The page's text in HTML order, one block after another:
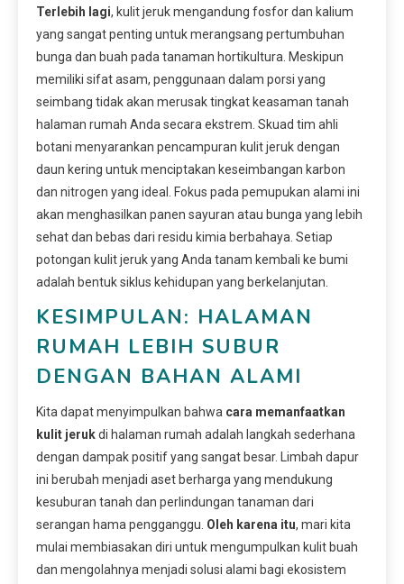
Terlebih lagi, kulit jeruk mengandung fosfor dan kalium
yang sangat penting untuk merangsang pertumbuhan
bunga dan buah pada tanaman hortikultura. Meskipun
memiliki sifat asam, penggunaan dalam porsi yang
seimbang tidak akan merusak tingkat keasaman tanah
halaman rumah Anda secara ekstrem. Skuad tim ahli
botani menyarankan pencampuran kulit jeruk dengan
daun kering untuk menciptakan keseimbangan karbon
dan nitrogen yang ideal. Fokus pada pemupukan alami ini
akan menghasilkan panen sayuran atau bunga yang lebih
sehat dan bebas dari residu kimia berbahaya. Setiap
potongan kulit jeruk yang Anda tanam kembali ke bumi
adalah bentuk siklus kehidupan yang berkelanjutan.
KESIMPULAN: HALAMAN
RUMAH LEBIH SUBUR
DENGAN BAHAN ALAMI
Kita dapat menyimpulkan bahwa cara memanfaatkan
kulit jerukdi halaman rumah adalah langkah sederhana
dengan dampak positif yang sangat besar. Limbah dapur
ini berubah menjadi aset berharga yang mendukung
kesuburan tanah dan perlindungan tanaman dari
serangan hama pengganggu. Oleh karena itu, mari kita
mulai membiasakan diri untuk mengumpulkan kulit buah
dan mengolahnya menjadi solusi alami bagi ekosistem